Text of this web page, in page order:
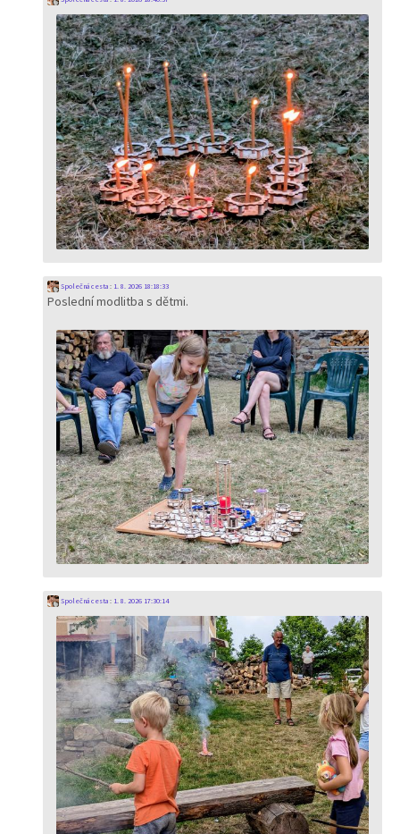
Společná cesta: 1. 8. 2026 18:18:33
Poslední modlitba s dětmi.
Společná cesta: 1. 8. 2026 17:30:14